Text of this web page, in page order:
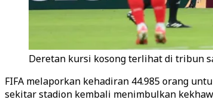
Deretan kursi kosong terlihat di tribun
FIFA melaporkan kehadiran 44.985 orang
sekitar stadion kembali menimbulkan